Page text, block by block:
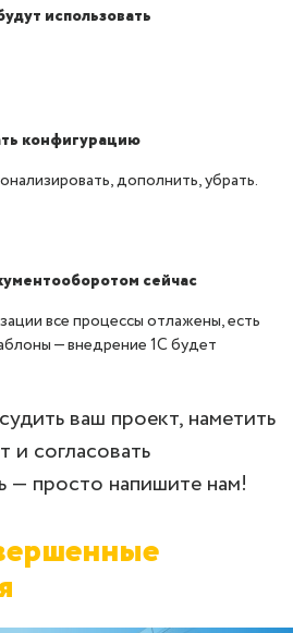
использовать
конфигурацию
дополнить, убрать.
сейчас
все процессы отлажены, есть
— внедрение 1С будет
ваш проект, наметить
и согласовать
— просто напишите нам!